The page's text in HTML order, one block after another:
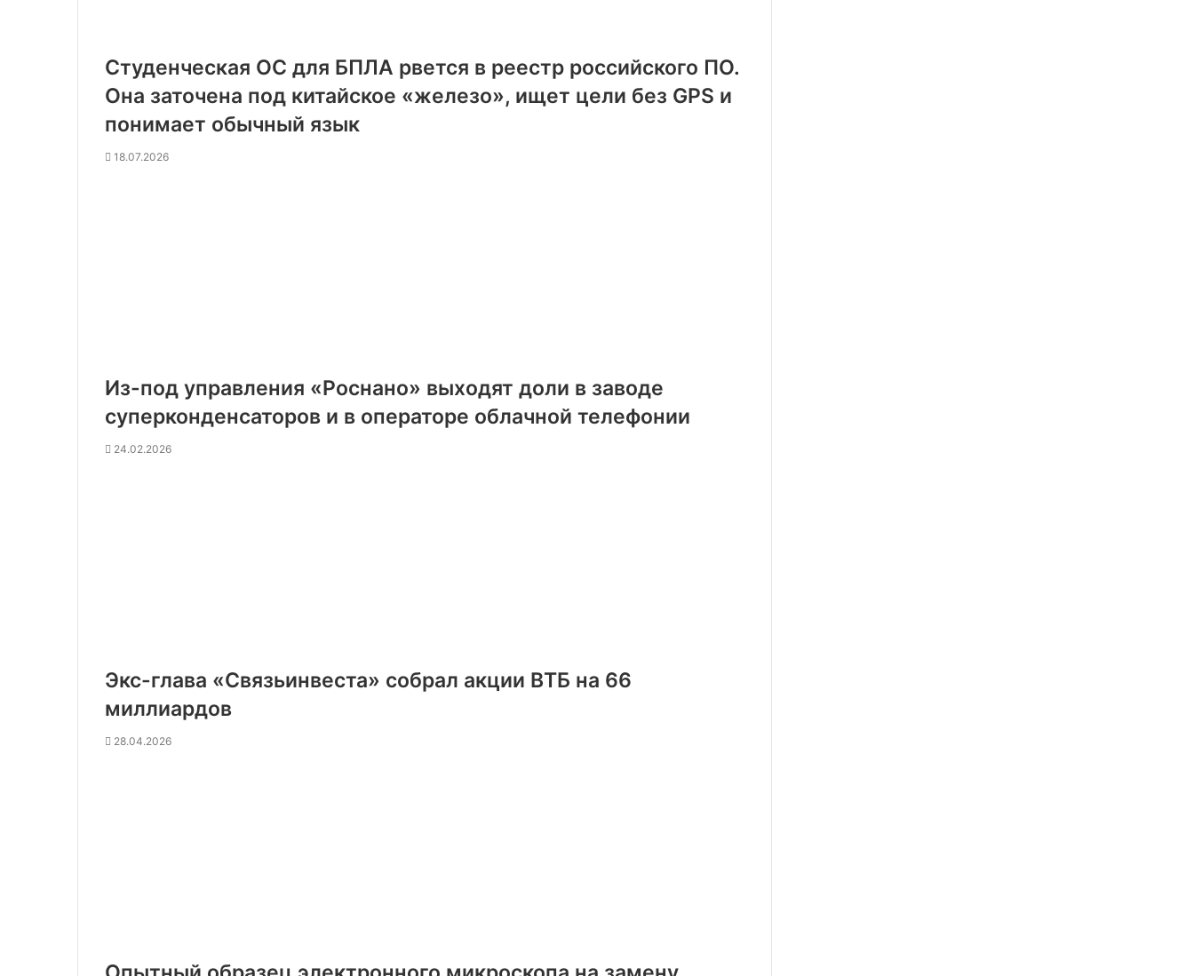
Студенческая ОС для БПЛА рвется в реестр российского ПО.
Она заточена под китайское «железо», ищет цели без GPS и
понимает обычный язык
18.07.2026
Из-под управления «Роснано» выходят доли в заводе
суперконденсаторов и в операторе облачной телефонии
24.02.2026
Экс-глава «Связьинвеста» собрал акции ВТБ на 66
миллиардов
28.04.2026